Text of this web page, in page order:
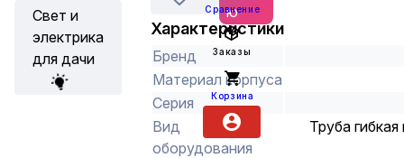
ю
Сравнение
Заказы
Корзина
Свет и
электрика
для дачи
Характеристики
Бренд
Материал корпуса
Серия
Вид
оборудования
Труба